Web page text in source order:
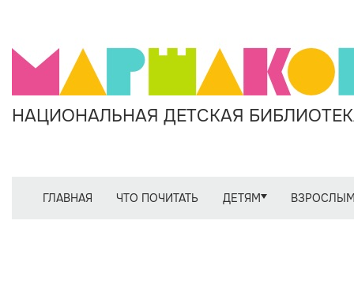
НАЦИОНАЛЬНАЯ ДЕТСКАЯ
ГЛАВНАЯ ЧТО ПОЧИТАТЬ ДЕТЯМ